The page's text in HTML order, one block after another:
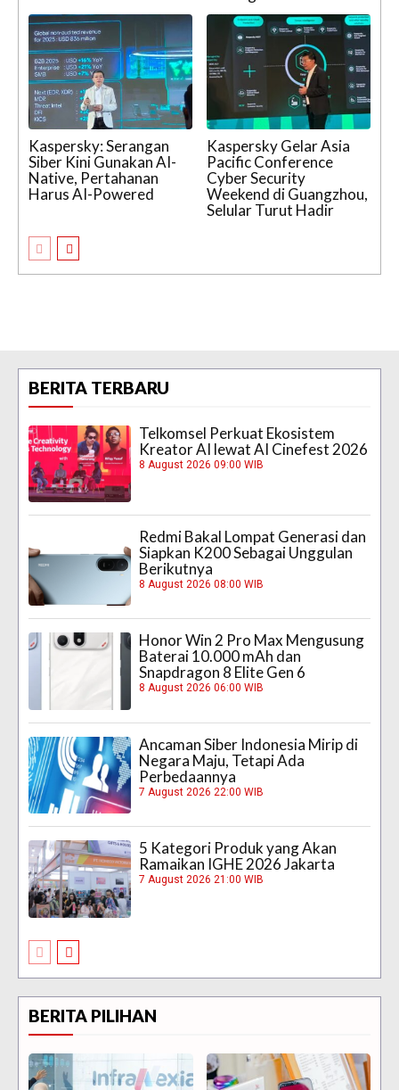
Kaspersky: Serangan
Siber Kini Gunakan AI-
Native, Pertahanan
Harus AI-Powered
Kaspersky Gelar Asia
Pacific Conference
Cyber Security
Weekend di Guangzhou,
Selular Turut Hadir
BERITA TERBARU
Telkomsel Perkuat Ekosistem
Kreator AI lewat AI Cinefest 2026
8 August 2026 09:00 WIB
Redmi Bakal Lompat Generasi dan
Siapkan K200 Sebagai Unggulan
Berikutnya
8 August 2026 08:00 WIB
Honor Win 2 Pro Max Mengusung
Baterai 10.000 mAh dan
Snapdragon 8 Elite Gen 6
8 August 2026 06:00 WIB
Ancaman Siber Indonesia Mirip di
Negara Maju, Tetapi Ada
Perbedaannya
7 August 2026 22:00 WIB
5 Kategori Produk yang Akan
Ramaikan IGHE 2026 Jakarta
7 August 2026 21:00 WIB
BERITA PILIHAN